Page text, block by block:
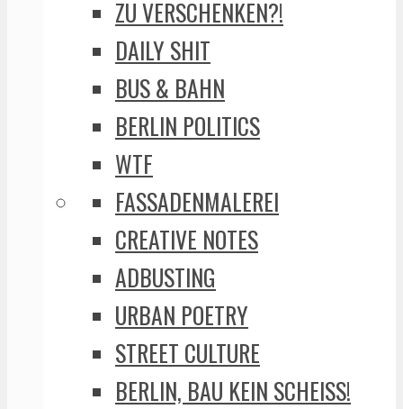
ZU VERSCHENKEN?!
DAILY SHIT
BUS & BAHN
BERLIN POLITICS
WTF
FASSADENMALEREI
CREATIVE NOTES
ADBUSTING
URBAN POETRY
STREET CULTURE
BERLIN, BAU KEIN SCHEISS!